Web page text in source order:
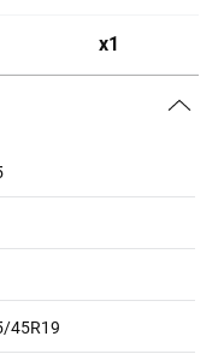
x1
45R19